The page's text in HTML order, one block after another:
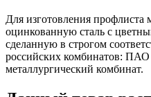
Для изготовления
оцинкованную сталь с
сделанную в строгом
российских комбинатов:
металлургический комбинат.